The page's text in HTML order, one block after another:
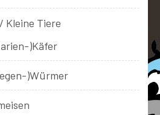
Kleine Tiere
)Käfer
)Würmer